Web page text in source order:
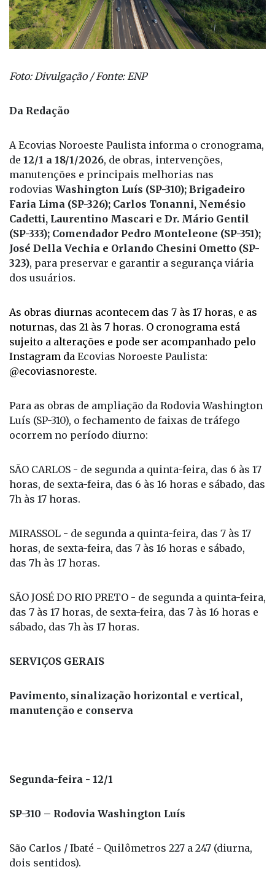
Foto: Divulgação / Fonte: ENP
Da Redação
A Ecovias Noroeste Paulista informa o cronograma,
de 12/1 a 18/1/2026, de obras, intervenções,
manutenções e principais melhorias nas
rodovias Washington Luís (SP-310); Brigadeiro
Faria Lima (SP-326); Carlos Tonanni, Nemésio
Cadetti, Laurentino Mascari e Dr. Mário Gentil
(SP-333); Comendador Pedro Monteleone (SP-351);
José Della Vechia e Orlando Chesini Ometto (SP-
323), para preservar e garantir a segurança viária
dos usuários.
As obras diurnas acontecem das 7 às 17 horas, e as
noturnas, das 21 às 7 horas. O cronograma está
sujeito a alterações e pode ser acompanhado pelo
Instagram da Ecovias Noroeste Paulista:
@ecoviasnoreste.
Para as obras de ampliação da Rodovia Washington
Luís (SP-310), o fechamento de faixas de tráfego
ocorrem no período diurno:
SÃO CARLOS - de segunda a quinta-feira, das 6 às 17
horas, de sexta-feira, das 6 às 16 horas e sábado, das
7h às 17 horas.
MIRASSOL - de segunda a quinta-feira, das 7 às 17
horas, de sexta-feira, das 7 às 16 horas e sábado,
das 7h às 17 horas.
SÃO JOSÉ DO RIO PRETO - de segunda a quinta-feira,
das 7 às 17 horas, de sexta-feira, das 7 às 16 horas e
sábado, das 7h às 17 horas.
SERVIÇOS GERAIS
Pavimento, sinalização horizontal e vertical,
manutenção e conserva
Segunda-feira - 12/1
SP-310 – Rodovia Washington Luís
São Carlos / Ibaté - Quilômetros 227 a 247 (diurna,
dois sentidos).